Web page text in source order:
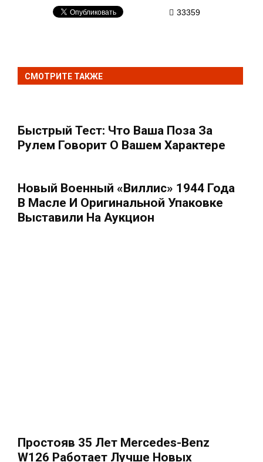
33359
СМОТРИТЕ ТАКЖЕ
Быстрый Тест: Что Ваша Поза За
Рулем Говорит О Вашем Характере
Новый Военный «Виллис» 1944 Года
В Масле И Оригинальной Упаковке
Выставили На Аукцион
Простояв 35 Лет Mercedes-Benz
W126 Работает Лучше Новых